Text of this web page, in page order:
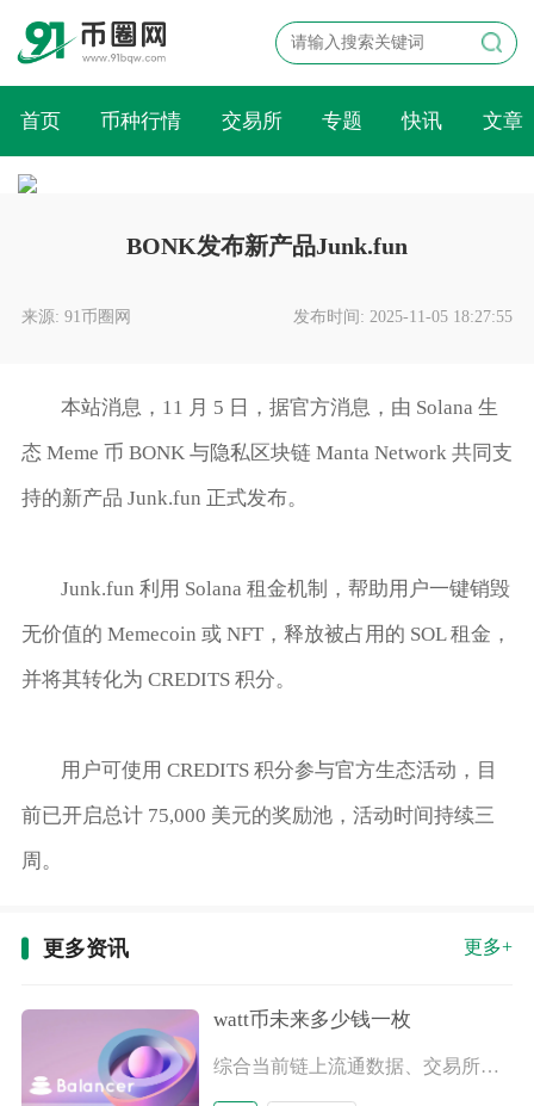
首页 币种行情 交易所 专题 快讯 文章
BONK发布新产品Junk.fun
来源: 91币圈网 发布时间: 2025-11-05 18:27:55
本站消息，11 月 5 日，据官方消息，由 Solana 生
态 Meme 币 BONK 与隐私区块链 Manta Network 共同支
持的新产品 Junk.fun 正式发布。
Junk.fun 利用 Solana 租金机制，帮助用户一键销毁
无价值的 Memecoin 或 NFT，释放被占用的 SOL 租金，
并将其转化为 CREDITS 积分。
用户可使用 CREDITS 积分参与官方生态活动，目
前已开启总计 75,000 美元的奖励池，活动时间持续三
周。
更多资讯 更多+
watt币未来多少钱一枚
综合当前链上流通数据、交易所盘面表现与项目落地进度来看，短期